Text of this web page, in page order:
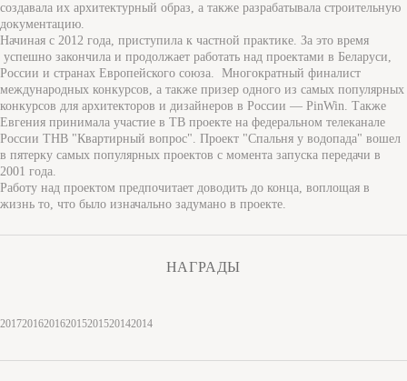
создавала их архитектурный образ, а также разрабатывала строительную
документацию.
Начиная с 2012 года, приступила к частной практике. За это время
успешно закончила и продолжает работать над проектами в Беларуси,
России и странах Европейского союза. Многократный финалист
международных конкурсов, а также призер одного из самых популярных
конкурсов для архитекторов и дизайнеров в России — PinWin. Также
Евгения принимала участие в ТВ проекте на федеральном телеканале
России ТНВ "Квартирный вопрос". Проект "Спальня у водопада" вошел
в пятерку самых популярных проектов с момента запуска передачи в
2001 года.
Работу над проектом предпочитает доводить до конца, воплощая в
жизнь то, что было изначально задумано в проекте.
НАГРАДЫ
2017201620162015201520142014